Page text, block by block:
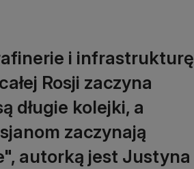
i infrastrukturę
Rosji zaczyna
długie kolejki, a
zaczynają
autorką jest Justyna